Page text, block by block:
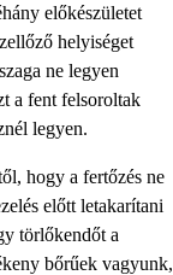
előkészületet
helyiséget
ne legyen
a fent felsoroltak
legyen.
hogy a fertőzés ne
előtt letakarítani
törlőkendőt a
bőrűek vagyunk,